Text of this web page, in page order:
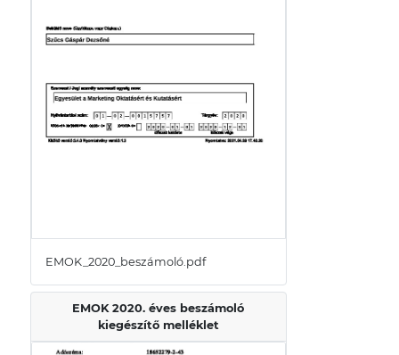
EMOK_2020_beszámoló.pdf
EMOK 2020. éves beszámoló
kiegészítő melléklet